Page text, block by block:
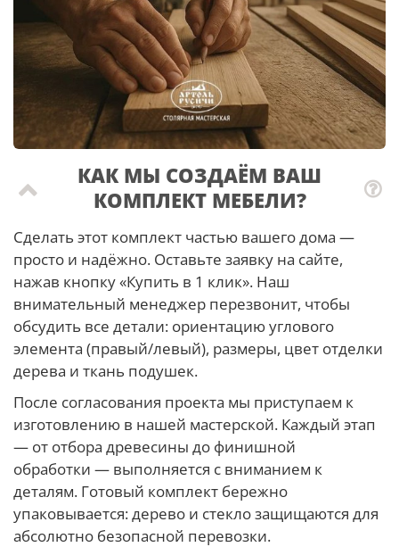
КАК МЫ СОЗДАЁМ ВАШ
КОМПЛЕКТ МЕБЕЛИ?
Сделать этот комплект частью вашего дома —
просто и надёжно. Оставьте заявку на сайте,
нажав кнопку «Купить в 1 клик». Наш
внимательный менеджер перезвонит, чтобы
обсудить все детали: ориентацию углового
элемента (правый/левый), размеры, цвет отделки
дерева и ткань подушек.
После согласования проекта мы приступаем к
изготовлению в нашей мастерской. Каждый этап
— от отбора древесины до финишной
обработки — выполняется с вниманием к
деталям. Готовый комплект бережно
упаковывается: дерево и стекло защищаются для
абсолютно безопасной перевозки.